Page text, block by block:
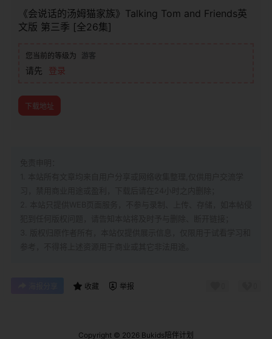
《会说话的汤姆猫家族》Talking Tom and Friends英
文版 第三季 [全26集]
您当前的等级为 游客
请先 登录
下载地址
收藏 举报
Copyright © 2026 Bukids陪伴计划